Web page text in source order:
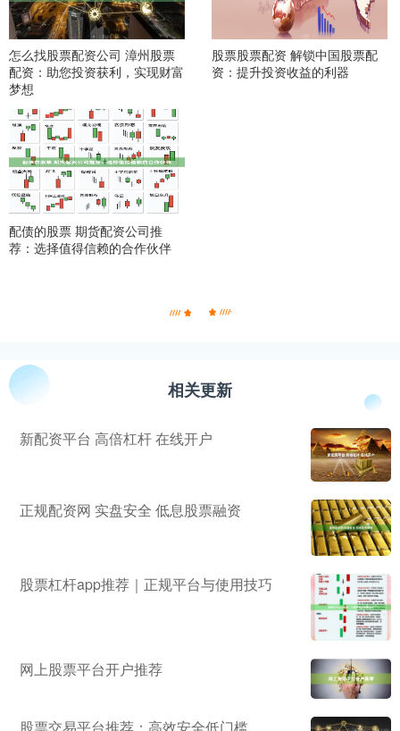
怎么找股票配资公司 漳州股票
配资：助您投资获利，实现财富
梦想
股票股票配资 解锁中国股票配
资：提升投资收益的利器
配债的股票 期货配资公司推
荐：选择值得信赖的合作伙伴
相关更新
新配资平台 高倍杠杆 在线开户
正规配资网 实盘安全 低息股票融资
股票杠杆app推荐｜正规平台与使用技巧
网上股票平台开户推荐